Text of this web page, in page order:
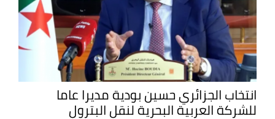
انتخاب الجزائري حسين بودية مديرا عاما
للشركة العربية البحرية لنقل البترول